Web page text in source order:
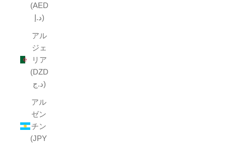
(AED
د.إ)
アル
ジェ
リア
(DZD
د.ج)
アル
ゼン
チン
(JPY